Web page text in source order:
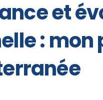
et
: mon